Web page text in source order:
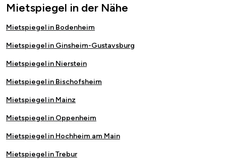
Mietspiegel in der Nähe
Mietspiegel in Bodenheim
Mietspiegel in Ginsheim-Gustavsburg
Mietspiegel in Nierstein
Mietspiegel in Bischofsheim
Mietspiegel in Mainz
Mietspiegel in Oppenheim
Mietspiegel in Hochheim am Main
Mietspiegel in Trebur